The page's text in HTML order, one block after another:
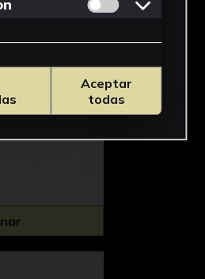
Aceptar
todas